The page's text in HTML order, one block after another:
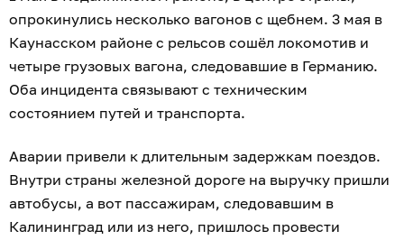
опрокинулись несколько вагонов с щебнем. 3 мая в
Каунасском районе с рельсов сошёл локомотив и
четыре грузовых вагона, следовавшие в Германию.
Оба инцидента связывают с техническим
состоянием путей и транспорта.
Аварии привели к длительным задержкам поездов.
Внутри страны железной дороге на выручку пришли
автобусы, а вот пассажирам, следовавшим в
Калининград или из него, пришлось провести